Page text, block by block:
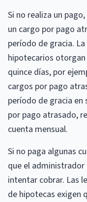
Si no realiza un
un cargo por pago
período de gracia.
hipotecarios
quince días, por
cargos por pago
período de gracia
por pago atrasado,
cuenta mensual.
Si no paga algunas
que el administrador
intentar cobrar. Las
de hipotecas exigen